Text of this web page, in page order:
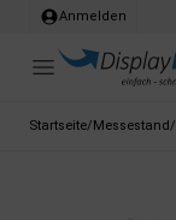
Anmelden
Startseite/Messestand/